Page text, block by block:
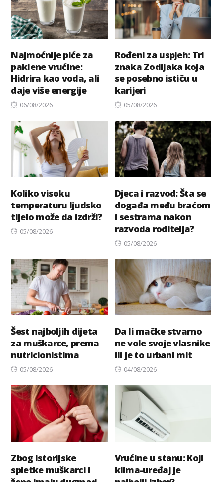
Najmoćnije piće za
paklene vrućine:
Hidrira kao voda, ali
daje više energije
Posted
06/08/2026
Rođeni za uspjeh: Tri
znaka Zodijaka koja
se posebno ističu u
karijeri
Posted
05/08/2026
Koliko visoku
temperaturu ljudsko
tijelo može da izdrži?
Posted
05/08/2026
Djeca i razvod: Šta se
događa među braćom
i sestrama nakon
razvoda roditelja?
Posted
05/08/2026
Šest najboljih dijeta
za muškarce, prema
nutricionistima
Posted
05/08/2026
Da li mačke stvarno
ne vole svoje vlasnike
ili je to urbani mit
Posted
04/08/2026
Zbog istorijske
spletke muškarci i
Vrućine u stanu: Koji
klima-uređaj je